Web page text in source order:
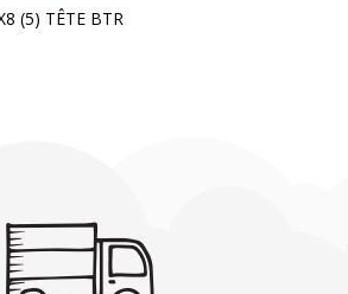
(5) TÊTE BTR